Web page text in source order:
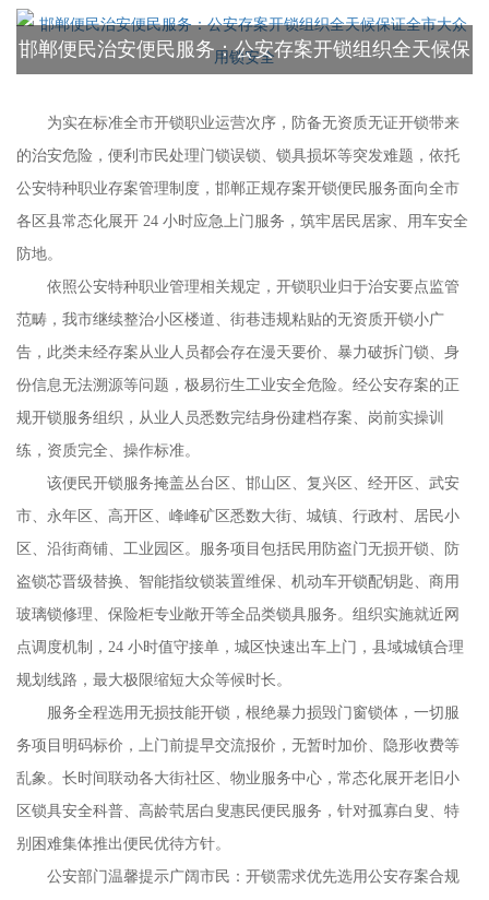
邯郸便民治安便民服务：公安存案开锁组织全天候保
为实在标准全市开锁职业运营次序，防备无资质无证开锁带来
的治安危险，便利市民处理门锁误锁、锁具损坏等突发难题，依托
公安特种职业存案管理制度，邯郸正规存案开锁便民服务面向全市
各区县常态化展开 24 小时应急上门服务，筑牢居民居家、用车安全
防地。
依照公安特种职业管理相关规定，开锁职业归于治安要点监管
范畴，我市继续整治小区楼道、街巷违规粘贴的无资质开锁小广
告，此类未经存案从业人员都会存在漫天要价、暴力破拆门锁、身
份信息无法溯源等问题，极易衍生工业安全危险。经公安存案的正
规开锁服务组织，从业人员悉数完结身份建档存案、岗前实操训
练，资质完全、操作标准。
该便民开锁服务掩盖丛台区、邯山区、复兴区、经开区、武安
市、永年区、高开区、峰峰矿区悉数大街、城镇、行政村、居民小
区、沿街商铺、工业园区。服务项目包括民用防盗门无损开锁、防
盗锁芯晋级替换、智能指纹锁装置维保、机动车开锁配钥匙、商用
玻璃锁修理、保险柜专业敞开等全品类锁具服务。组织实施就近网
点调度机制，24 小时值守接单，城区快速出车上门，县域城镇合理
规划线路，最大极限缩短大众等候时长。
服务全程选用无损技能开锁，根绝暴力损毁门窗锁体，一切服
务项目明码标价，上门前提早交流报价，无暂时加价、隐形收费等
乱象。长时间联动各大街社区、物业服务中心，常态化展开老旧小
区锁具安全科普、高龄茕居白叟惠民便民服务，针对孤寡白叟、特
别困难集体推出便民优待方针。
公安部门温馨提示广阔市民：开锁需求优先选用公安存案合规